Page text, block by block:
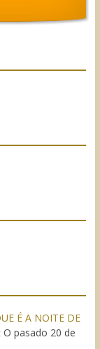
É A NOITE DE
O pasado 20 de